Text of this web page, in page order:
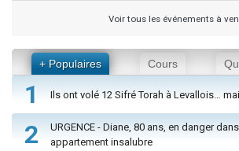
Voir tous les événements à
+ Populaires Cours
1 Ils ont volé 12 Sifré Torah à Levallois…
2
URGENCE - Diane, 80 ans, en danger
appartement insalubre